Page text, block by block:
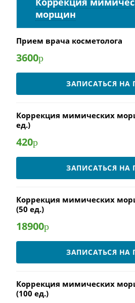
морщин
Прием врача косметолога
3600р
ЗАПИСАТЬСЯ НА
Коррекция мимических
ед.)
420р
ЗАПИСАТЬСЯ НА
Коррекция мимических
(50 ед.)
18900р
ЗАПИСАТЬСЯ НА
Коррекция мимических
(100 ед.)